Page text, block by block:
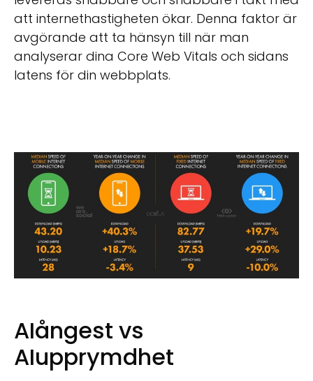
att internethastigheten ökar. Denna faktor är
avgörande att ta hänsyn till när man
analyserar dina Core Web Vitals och sidans
latens för din webbplats.
AIångest vs
AIupprymdhet